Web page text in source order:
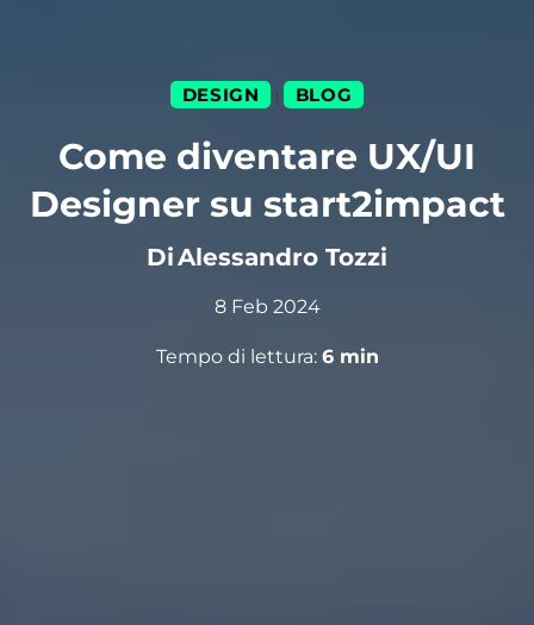
DESIGN | BLOG
Come diventare UX/UI
Designer su start2impact
DiAlessandro Tozzi
8 Feb 2024
Tempo di lettura: 6min